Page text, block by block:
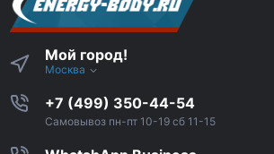
Мой город!
Москва
+7 (499) 350-44-54
Самовывоз пн-пт 10-19 сб 11-15